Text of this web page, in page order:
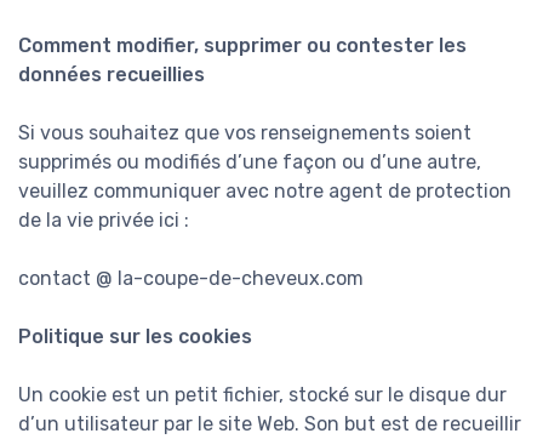
Comment modifier, supprimer ou contester les
données recueillies
Si vous souhaitez que vos renseignements soient
supprimés ou modifiés d’une façon ou d’une autre,
veuillez communiquer avec notre agent de protection
de la vie privée ici :
contact @ la-coupe-de-cheveux.com
Politique sur les cookies
Un cookie est un petit fichier, stocké sur le disque dur
d’un utilisateur par le site Web. Son but est de recueillir